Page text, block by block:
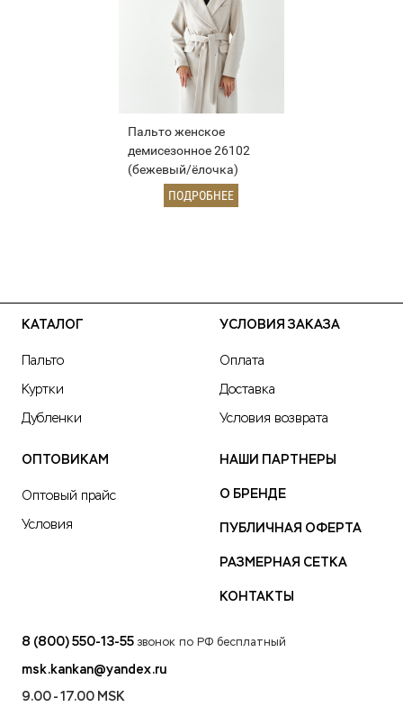
Пальто женское
демисезонное 26102
(бежевый/ёлочка)
ПОДРОБНЕЕ
КАТАЛОГ
Пальто
Куртки
Дубленки
УСЛОВИЯ ЗАКАЗА
Оплата
Доставка
Условия возврата
ОПТОВИКАМ
Оптовый прайс
Условия
НАШИ ПАРТНЕРЫ
О БРЕНДЕ
ПУБЛИЧНАЯ ОФЕРТА
РАЗМЕРНАЯ СЕТКА
КОНТАКТЫ
8 (800) 550-13-55 звонок по РФ бесплатный
msk.kankan@yandex.ru
9.00 - 17.00 MSK